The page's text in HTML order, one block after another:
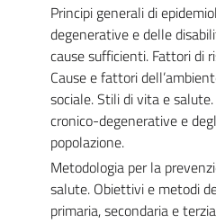
Principi generali di
degenerative e delle
cause sufficienti. Fattori di
Cause e fattori
sociale. Stili di vita e
cronico-degenerative e
popolazione.
Metodologia per la
salute. Obiettivi e metodi
primaria, secondaria e